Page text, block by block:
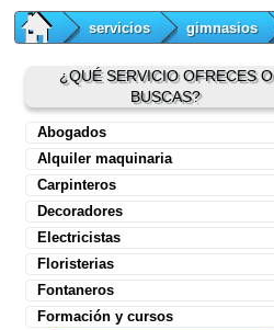
servicios gimnasios
¿QUÉ SERVICIO OFRECES O
BUSCAS?
Abogados
Alquiler maquinaria
Carpinteros
Decoradores
Electricistas
Floristerias
Fontaneros
Formación y cursos